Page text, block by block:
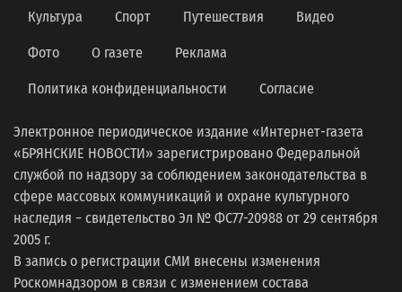
Культура Спорт Путешествия Видео
Фото О газете Реклама
Политика конфиденциальности Согласие
Электронное периодическое издание «Интернет-газета
«БРЯНСКИЕ НОВОСТИ» зарегистрировано Федеральной
службой по надзору за соблюдением законодательства в
сфере массовых коммуникаций и охране культурного
наследия − свидетельство Эл № ФС77-20988 от 29 сентября
2005 г.
В запись о регистрации СМИ внесены изменения
Роскомнадзором в связи с изменением состава